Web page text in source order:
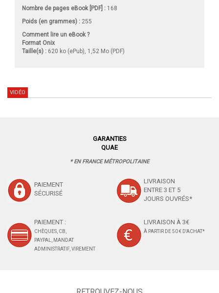
Nombre de pages eBook [PDF] : 168
Poids (en grammes) : 255
Comment lire un eBook ?
Format Onix
Taille(s) : 620 ko (ePub), 1,52 Mo (PDF)
VIDÉO
GARANTIES
QUAE
* EN FRANCE MÉTROPOLITAINE
PAIEMENT
SÉCURISÉ
LIVRAISON
ENTRE 3 ET 5
JOURS OUVRÉS*
PAIEMENT :
CHÈQUES, CB,
PAYPAL, MANDAT
ADMINISTRATIF, VIREMENT
LIVRAISON À 3€
À PARTIR DE 50 € D'ACHAT*